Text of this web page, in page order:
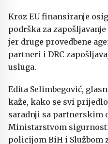
Kroz EU finansiranje
podrška za zapošljavanje
jer druge provedbene
partneri i DRC
usluga.
Edita Selimbegović,
kaže, kako se svi
saradnji sa partnerskim
Ministarstvom
policijom BiH i Službom